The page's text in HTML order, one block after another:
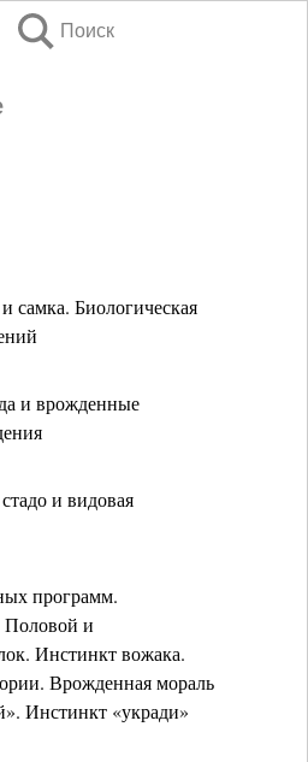
Поиск
Биологическая
и врожденные
и видовая
программ.
Половой и
Инстинкт вожака.
Врожденная мораль
Инстинкт «укради»